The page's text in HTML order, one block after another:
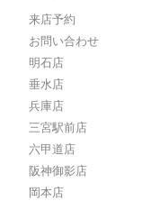
来店予約
お問い合わせ
明石店
垂水店
兵庫店
三宮駅前店
六甲道店
阪神御影店
岡本店